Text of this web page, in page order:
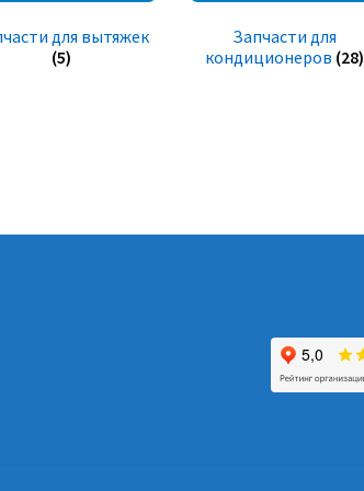
для вытяжек
(5)
Запчасти для
кондиционеров (28)